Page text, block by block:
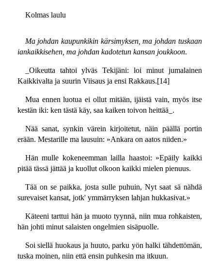
Kolmas laulu
Ma johdan kaupunkikin kärsimyksen, ma johdan tuskaan
iankaikkisehen, ma johdan kadotetun kansan joukkoon.
_Oikeutta tahtoi ylväs Tekijäni: loi minut jumalainen
Kaikkivalta ja suurin Viisaus ja ensi Rakkaus.[14]
Mua ennen luotua ei ollut mitään, ijäistä vain, myös itse
kestän iki: ken tästä käy, saa kaiken toivon heittää_.
Nää sanat, synkin värein kirjoitetut, näin päällä portin
erään. Mestarille ma lausuin: »Ankara on aatos niiden.»
Hän mulle kokeneemman lailla haastoi: »Epäily kaikki
pitää tässä jättää ja kuollut olkoon kaikki mielen pienuus.
Tää on se paikka, josta sulle puhuin, Nyt saat sä nähdä
surevaiset kansat, jotk' ymmärryksen lahjan hukkasivat.»
Käteeni tarttui hän ja muoto tyynnä, niin mua rohkaisten,
hän johti minut salaisten ongelmien sisäpuolle.
Soi siellä huokaus ja huuto, parku yön halki tähdettömän,
tuska moinen, niin että ensin puhkesin ma itkuun.